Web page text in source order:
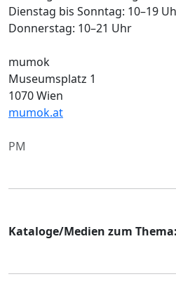
Dienstag bis Sonntag: 10–19
Donnerstag: 10–21 Uhr
mumok
Museumsplatz 1
1070 Wien
mumok.at
PM
Kataloge/Medien zum Thema: